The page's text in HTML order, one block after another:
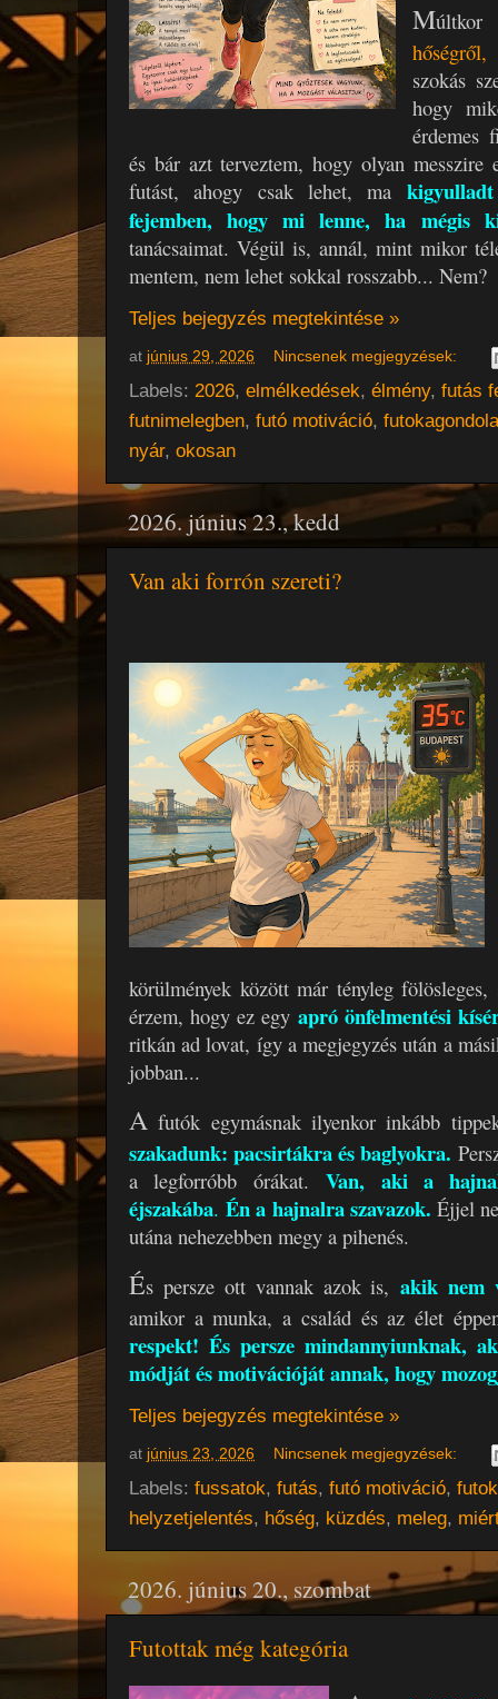
M
szokás
hogy
érdemes
és bár azt terveztem, hogy olyan messzire
futást, ahogy csak lehet, ma
fejemben, hogy mi lenne, ha mégis
tanácsaimat. Végül is, annál, mint mikor
mentem, nem lehet sokkal rosszabb... Nem?
Teljes bejegyzés megtekintése »
at június 29, 2026 Nincsenek megjegyzések:
Labels: 2026, elmélkedések, élmény, futás
futnimelegben, futó motiváció,
nyár, okosan
2026. június 23., kedd
Van aki forrón szereti?
körülmények között már tényleg
érzem, hogy ez egy apró önfelmentési
ritkán ad lovat, így a megjegyzés után a
jobban...
A futók egymásnak ilyenkor inkább
szakadunk: pacsirtákra és baglyokra.
a legforróbb órákat.Van, aki a
éjszakába.Én a hajnalra szavazok. Éjjel
utána nehezebben megy a pihenés.
És persze ott vannak azok is,akik nem
amikor a munka, a család és az élet
respekt! És persze mindannyiunknak,
módját és motivációját annak, hogy
Teljes bejegyzés megtekintése »
at június 23, 2026 Nincsenek megjegyzések:
Labels: fussatok, futás, futó motiváció,
helyzetjelentés, hőség, küzdés, meleg,
2026. június 20., szombat
Futottak még kategória